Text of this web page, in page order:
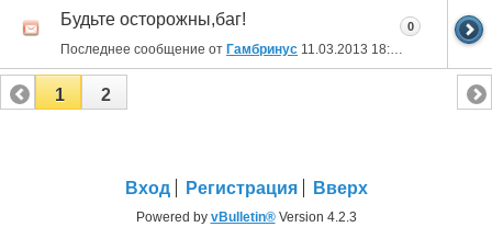
Будьте осторожны,баг!
Последнее сообщение от Гамбринус 11.03.2013 18:59
0
1 2
Вход Регистрация Вверх
Powered by vBulletin®Version 4.2.3